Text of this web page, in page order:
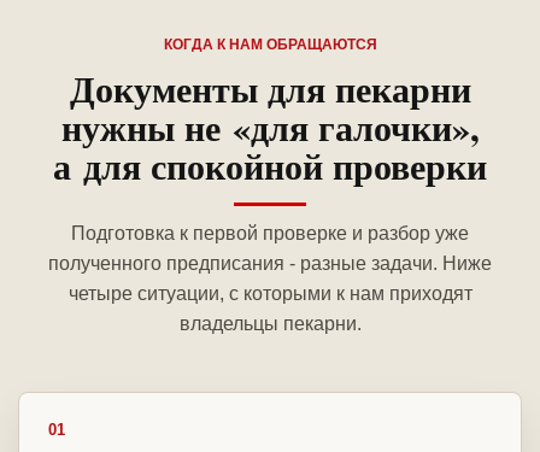
КОГДА К НАМ ОБРАЩАЮТСЯ
Документы для пекарни
нужны не «для галочки»,
а для спокойной проверки
Подготовка к первой проверке и разбор уже
полученного предписания - разные задачи. Ниже
четыре ситуации, с которыми к нам приходят
владельцы пекарни.
01